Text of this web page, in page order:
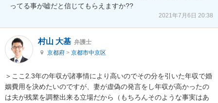
ってる事が嘘だと信じてもらえますか??
2021年7月6日 20:38
村山 大基 弁護士
京都府 > 京都市中京区
＞ここ2.3年の年収が諸事情により高いのでその分を引いた年収で婚
姻費用を決めたいのですが、妻が虚偽の発言をし年収が高かったの
は夫が残業を調整出来る立場だから（もちろんそのような事実はあ